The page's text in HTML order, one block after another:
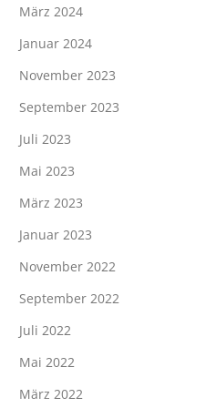
März 2024
Januar 2024
November 2023
September 2023
Juli 2023
Mai 2023
März 2023
Januar 2023
November 2022
September 2022
Juli 2022
Mai 2022
März 2022